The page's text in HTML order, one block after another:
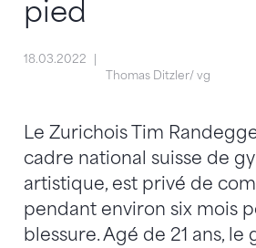
pied
18.03.2022
Thomas Ditzler/ vg
Le Zurichois Tim
cadre national suisse de
artistique, est privé de
pendant environ six mois
blessure. Agé de 21 ans, le